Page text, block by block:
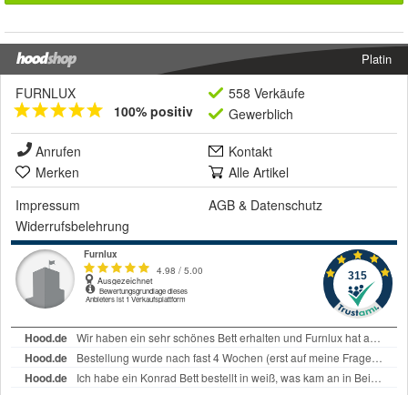
Platin
FURNLUX
100% positiv
558 Verkäufe
Gewerblich
Anrufen
Kontakt
Merken
Alle Artikel
Impressum
AGB & Datenschutz
Widerrufsbelehrung